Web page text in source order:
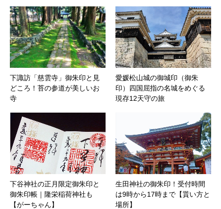
下諏訪「慈雲寺」御朱印と見
どころ！苔の参道が美しいお
寺
愛媛松山城の御城印（御朱
印）四国屈指の名城をめぐる
現存12天守の旅
下谷神社の正月限定御朱印と
御朱印帳｜隆栄稲荷神社も
【がーちゃん】
生田神社の御朱印！受付時間
は9時から17時まで【貰い方と
場所】